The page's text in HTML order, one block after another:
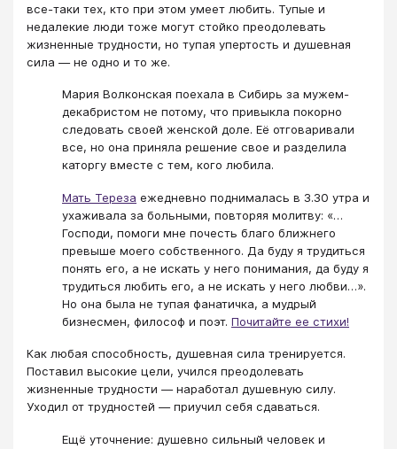
все-таки тех, кто при этом умеет любить. Тупые и
недалекие люди тоже могут стойко преодолевать
жизненные трудности, но тупая упертость и душевная
сила — не одно и то же.
Мария Волконская поехала в Сибирь за мужем-
декабристом не потому, что привыкла покорно
следовать своей женской доле. Её отговаривали
все, но она приняла решение свое и разделила
каторгу вместе с тем, кого любила.
Мать Тереза ежедневно поднималась в 3.30 утра и
ухаживала за больными, повторяя молитву: «…
Господи, помоги мне почесть благо ближнего
превыше моего собственного. Да буду я трудиться
понять его, а не искать у него понимания, да буду я
трудиться любить его, а не искать у него любви…».
Но она была не тупая фанатичка, а мудрый
бизнесмен, философ и поэт. Почитайте ее стихи!
Как любая способность, душевная сила тренируется.
Поставил высокие цели, учился преодолевать
жизненные трудности — наработал душевную силу.
Уходил от трудностей — приучил себя сдаваться.
Ещё уточнение: душевно сильный человек и